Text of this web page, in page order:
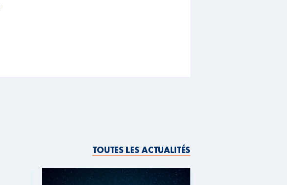
TOUTES LES ACTUALITÉS